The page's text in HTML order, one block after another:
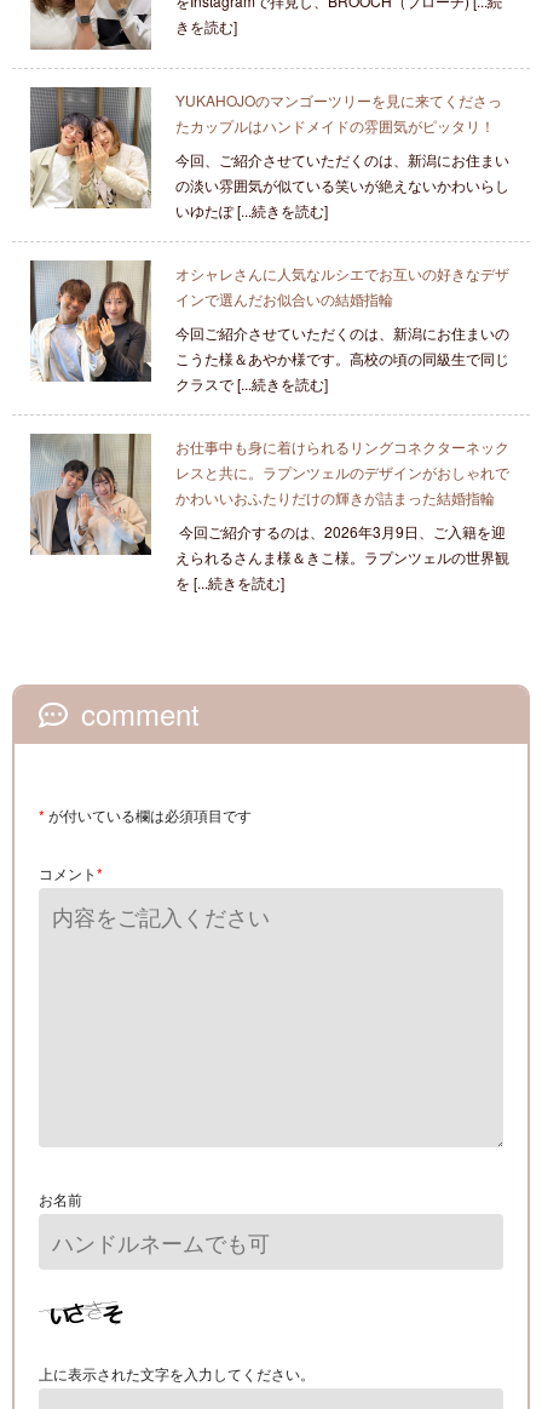
きを読む]
YUKAHOJOのマンゴーツリーを見に来てくださっ
たカップルはハンドメイドの雰囲気がピッタリ！
今回、ご紹介させていただくのは、新潟にお住まい
の淡い雰囲気が似ている笑いが絶えないかわいらし
いゆたぽ [...続きを読む]
オシャレさんに人気なルシエでお互いの好きなデザ
インで選んだお似合いの結婚指輪
今回ご紹介させていただくのは、新潟にお住まいの
こうた様＆あやか様です。高校の頃の同級生で同じ
クラスで [...続きを読む]
お仕事中も身に着けられるリングコネクターネック
レスと共に。ラプンツェルのデザインがおしゃれで
かわいいおふたりだけの輝きが詰まった結婚指輪
今回ご紹介するのは、2026年3月9日、ご入籍を迎
えられるさんま様＆きこ様。ラプンツェルの世界観
を [...続きを読む]
comment
* が付いている欄は必須項目です
コメント*
お名前
上に表示された文字を入力してください。